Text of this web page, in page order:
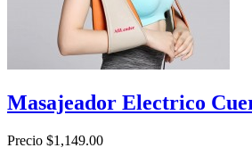
Masajeador Electrico
Precio $1,149.00